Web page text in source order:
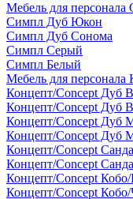
Мебель для персонала
Симпл Дуб Юкон
Симпл Дуб Сонома
Симпл Серый
Симпл Белый
Мебель для персонала
Концепт/Concept Дуб
Концепт/Concept Дуб
Концепт/Concept Дуб
Концепт/Concept Дуб
Концепт/Concept
Концепт/Concept
Концепт/Concept
Концепт/Concept